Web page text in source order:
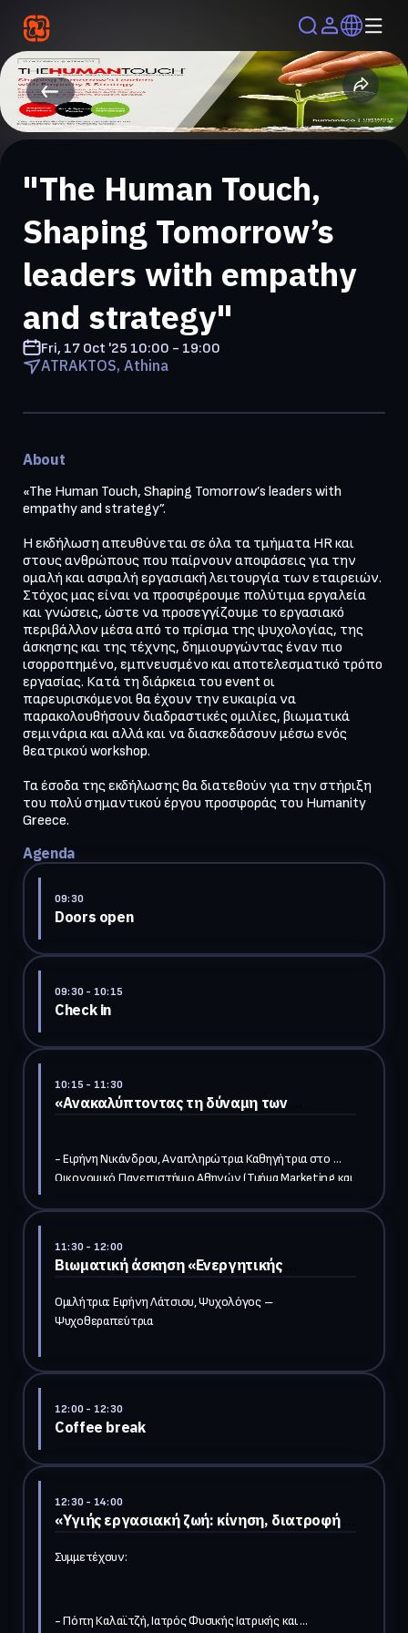
"The Human Touch,
Shaping Tomorrow’s
leaders with empathy
and strategy"
Fri, 17 Oct '25 10:00 - 19:00
ATRAKTOS, Athina
About
«The Human Touch, Shaping Tomorrow’s leaders with
empathy and strategy”.
H εκδήλωση απευθύνεται σε όλα τα τμήματα HR και
στους ανθρώπους που παίρνουν αποφάσεις για την
ομαλή και ασφαλή εργασιακή λειτουργία των εταιρειών.
Στόχος μας είναι να προσφέρουμε πολύτιμα εργαλεία
και γνώσεις, ώστε να προσεγγίζουμε το εργασιακό
περιβάλλον μέσα από το πρίσμα της ψυχολογίας, της
άσκησης και της τέχνης, δημιουργώντας έναν πιο
ισορροπημένο, εμπνευσμένο και αποτελεσματικό τρόπο
εργασίας. Κατά τη διάρκεια του event οι
παρευρισκόμενοι θα έχουν την ευκαιρία να
παρακολουθήσουν διαδραστικές ομιλίες, βιωματικά
σεμινάρια και αλλά και να διασκεδάσουν μέσω ενός
θεατρικού workshop.
Τα έσοδα της εκδήλωσης θα διατεθούν για την στήριξη
του πολύ σημαντικού έργου προσφοράς του Humanity
Greece.
Agenda
09:30
Doors open
09:30 - 10:15
Check in
10:15 - 11:30
«Ανακαλύπτοντας τη δύναμη των
- Ειρήνη Νικάνδρου, Αναπληρώτρια Καθηγήτρια στο
Οικονομικό Πανεπιστήμιο Αθηνών (Τμήμα Marketing και
- Σουζάνα Θεοδωρίδου, Διευθύνουσα Σύμβουλος,
- Θάνος Καπράλος, Ιδρυτής και Διευθύνων Σύμβουλος
της CYNERGA EU Ltd
Business School
- Μπάμπης Βελκόπουλος, Strategy & Consulting
Accenture
Senior Digital Marketing Associate, LAMDA Development
Συντονίστρια: Τίνα Μιχαηλίδου, δημοσιογράφος
11:30 - 12:00
Βιωματική άσκηση «Ενεργητικής
Ομιλήτρια: Ειρήνη Λάτσιου, Ψυχολόγος –
Ψυχοθεραπεύτρια
12:00 - 12:30
Coffee break
12:30 - 14:00
«Υγιής εργασιακή ζωή: κίνηση, διατροφή
- Πόπη Καλαϊτζή, Ιατρός Φυσικής Ιατρικής και